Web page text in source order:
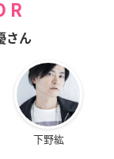
さん
下野紘